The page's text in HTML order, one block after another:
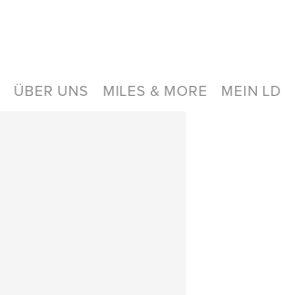
ÜBER UNS MILES & MORE MEIN LD